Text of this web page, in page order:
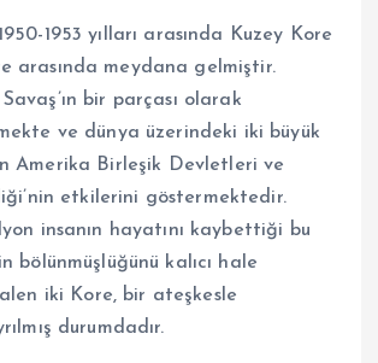
1953 yılları arasında Kuzey Kore
arasında meydana gelmiştir.
bir parçası olarak
ve dünya üzerindeki iki büyük
Amerika Birleşik Devletleri ve
etkilerini göstermektedir.
insanın hayatını kaybettiği bu
bölünmüşlüğünü kalıcı hale
iki Kore, bir ateşkesle
durumdadır.